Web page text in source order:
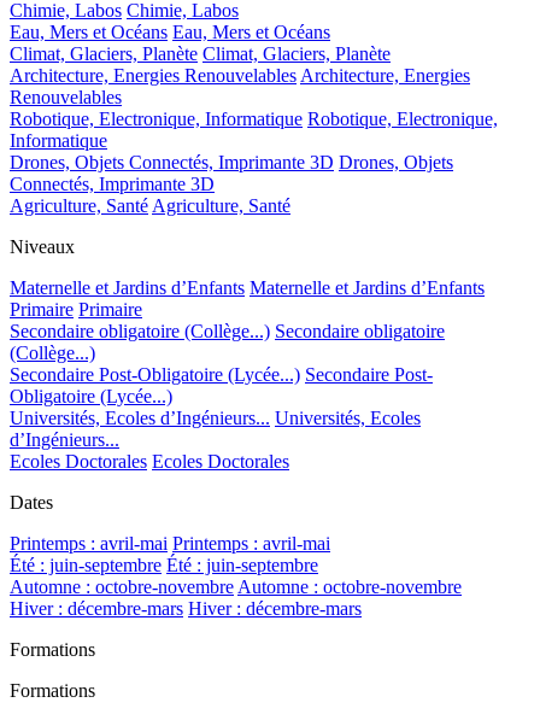
Chimie, Labos Chimie, Labos
Eau, Mers et Océans Eau, Mers et Océans
Climat, Glaciers, Planète Climat, Glaciers, Planète
Architecture, Energies RenouvelablesArchitecture, Energies
Renouvelables
Robotique, Electronique, Informatique Robotique, Electronique,
Informatique
Drones, Objets Connectés, Imprimante 3D Drones, Objets
Connectés, Imprimante 3D
Agriculture, SantéAgriculture, Santé
Niveaux
Maternelle et Jardins d’Enfants Maternelle et Jardins d’Enfants
Primaire Primaire
Secondaire obligatoire (Collège...) Secondaire obligatoire
(Collège...)
Secondaire Post-Obligatoire (Lycée...) Secondaire Post-
Obligatoire (Lycée...)
Universités, Ecoles d’Ingénieurs... Universités, Ecoles
d’Ingénieurs...
Ecoles Doctorales Ecoles Doctorales
Dates
Printemps : avril-mai Printemps : avril-mai
Été : juin-septembre Été : juin-septembre
Automne : octobre-novembreAutomne : octobre-novembre
Hiver : décembre-mars Hiver : décembre-mars
Formations
Formations